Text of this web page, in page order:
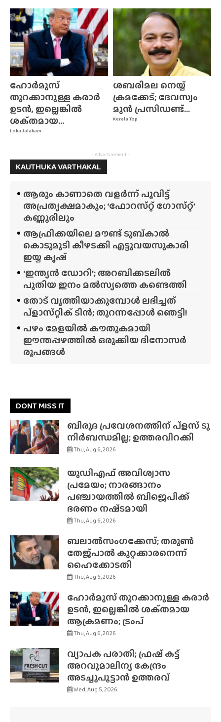
Loka Jalakam
ഹോർമുസ്
തുറക്കാനുള്ള കരാർ
ഉടൻ, ഇല്ലെങ്കിൽ
ശക്‌തമായ...
Kerala Top
ശബരിമല നെയ്യ്
ക്രമക്കേട്; ദേവസ്വം
മുൻ പ്രസിഡണ്ട്...
- Advertisement -
KAUTHUKA VARTHAKAL
ആരും കാണാതെ വളർന്ന് പൂവിട്ട്
അപ്രത്യക്ഷമാകും; ‘ഫോറസ്‌റ്റ്‌ ഗോസ്‌റ്റ്’
കണ്ണൂരിലും
ആഫ്രിക്കയിലെ മൗണ്ട് ടുബ്‌കാൽ
കൊടുമുടി കീഴടക്കി എട്ടുവയസുകാരി
ഇയ്യ കൃഷ്
‘ഇന്ത്യൻ ഡോറി’; അറബിക്കടലിൽ
പുതിയ ഇനം മൽസ്യത്തെ കണ്ടെത്തി
തോട് വൃത്തിയാക്കുമ്പോൾ ലഭിച്ചത്
പ്‌ളാസ്‌റ്റിക് ടിൻ; തുറന്നപ്പോൾ ഞെട്ടി!
പഴം മേളയിൽ കൗതുകമായി
ഈന്തപ്പഴത്തിൽ ഒരുക്കിയ ദിനോസർ
രൂപങ്ങൾ
DONT MISS IT
ബിരുദ പ്രവേശനത്തിന് പ്ളസ് ടു
നിർബന്ധമില്ല; ഉത്തരവിറക്കി
Thu, Aug 6, 2026
യുഡിഎഫ് അവിശ്വാസ
പ്രമേയം; നാരങ്ങാനം
പഞ്ചായത്തിൽ ബിജെപിക്ക്
ഭരണം നഷ്‌ടമായി
Thu, Aug 6, 2026
ബലാൽസംഗക്കേസ്; തരുൺ
തേജ്‌പാൽ കുറ്റക്കാരനെന്ന്
ഹൈക്കോടതി
Thu, Aug 6, 2026
ഹോർമുസ് തുറക്കാനുള്ള കരാർ
ഉടൻ, ഇല്ലെങ്കിൽ ശക്‌തമായ
ആക്രമണം; ട്രംപ്
Thu, Aug 6, 2026
വ്യാപക പരാതി; ഫ്രഷ് കട്ട്
അറവുമാലിന്യ കേന്ദ്രം
അടച്ചുപൂട്ടാൻ ഉത്തരവ്
Wed, Aug 5, 2026